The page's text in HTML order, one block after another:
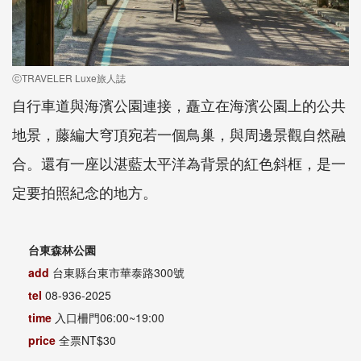
ⓒTRAVELER Luxe旅人誌
自行車道與海濱公園連接，矗立在海濱公園上的公共
地景，藤編大穹頂宛若一個鳥巢，與周邊景觀自然融
合。還有一座以湛藍太平洋為背景的紅色斜框，是一
定要拍照紀念的地方。
台東森林公園
add 台東縣台東市華泰路300號
tel 08-936-2025
time 入口柵門06:00~19:00
price 全票NT$30